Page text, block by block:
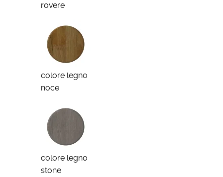
rovere
colore legno
noce
colore legno
stone